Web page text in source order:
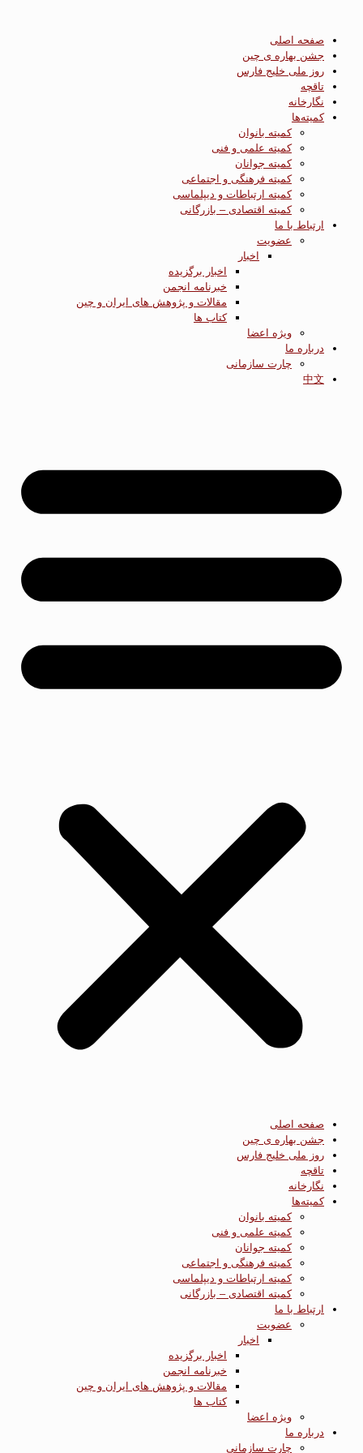
صفحه اصلی
جشن بهاره ی چین
روز ملی خلیج فارس
تاقچه
نگارخانه
کمیته‌ها
کمیته بانوان
کمیته علمی و فنی
کمیته جوانان
کمیته فرهنگی و اجتماعی
کمیته ارتباطات و دیپلماسی
کمیته اقتصادی – بازرگانی
ارتباط با ما
عضویت
اخبار
اخبار برگزیده
خبرنامه انجمن
مقالات و پژوهش های ایران و چین
کتاب ها
ویژه اعضا
درباره ما
چارت سازمانی
中文
صفحه اصلی
جشن بهاره ی چین
روز ملی خلیج فارس
تاقچه
نگارخانه
کمیته‌ها
کمیته بانوان
کمیته علمی و فنی
کمیته جوانان
کمیته فرهنگی و اجتماعی
کمیته ارتباطات و دیپلماسی
کمیته اقتصادی – بازرگانی
ارتباط با ما
عضویت
اخبار
اخبار برگزیده
خبرنامه انجمن
مقالات و پژوهش های ایران و چین
کتاب ها
ویژه اعضا
درباره ما
چارت سازمانی